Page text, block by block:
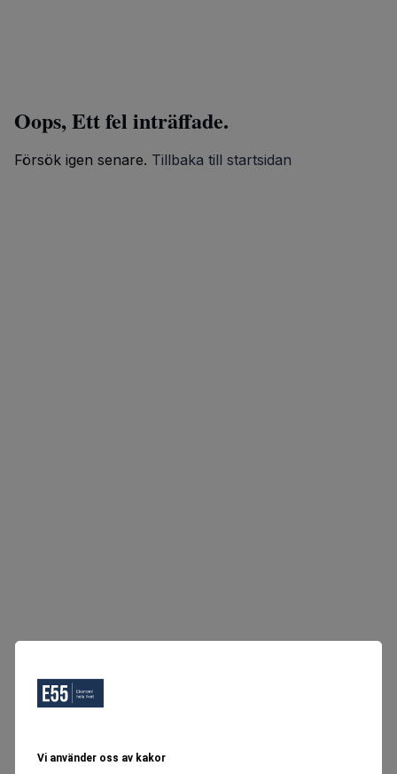
Vi använder oss av kakor
Oops, Ett fel inträffade.
Försök igen senare. Tillbaka till startsidan